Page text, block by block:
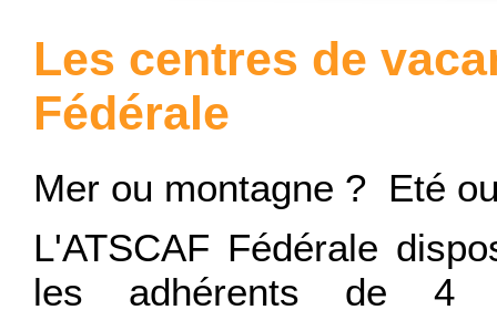
Les centres de
Fédérale
Mer ou montagne ? Eté
L'ATSCAF Fédérale
les adhérents de 4